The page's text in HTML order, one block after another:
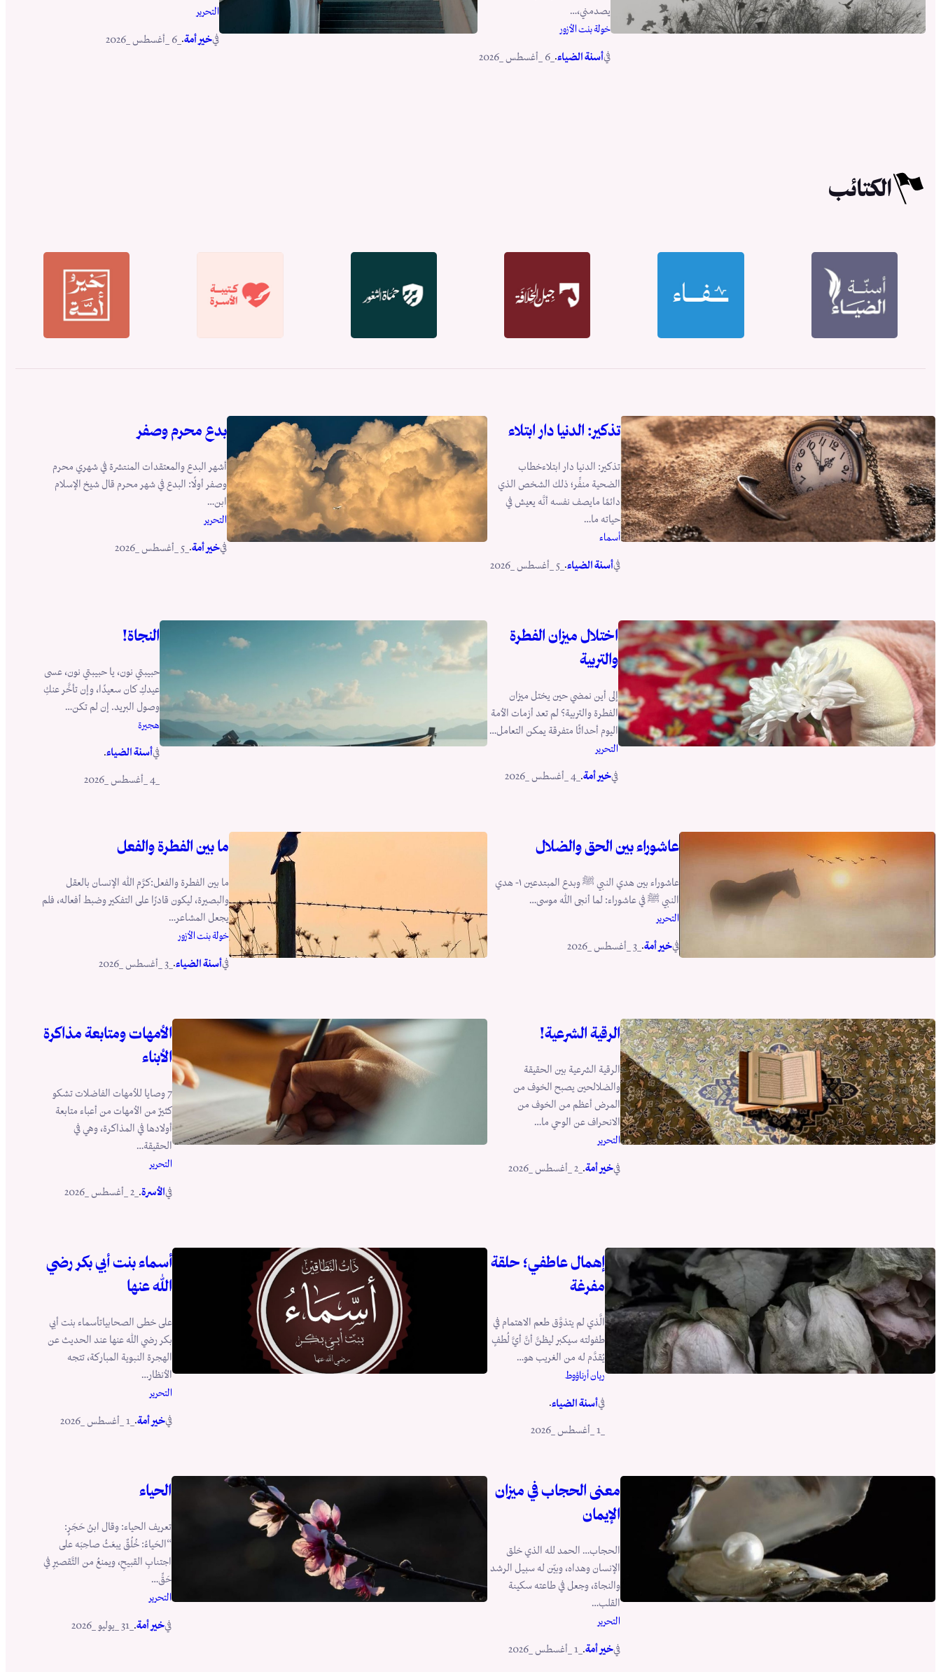
يصدمني،…
خولة بنت الأزور
فيأسنة الضياء. _6 _أغسطس _2026
التحرير
فيخير أمة. _6 _أغسطس _2026
الكتائب
تذكير: الدنيا دار ابتلاء
تذكير: الدنيا دار ابتلاءخطاب
الضحية منفِّر؛ ذلك الشخص الذي
دائمًا مايصف نفسه أنَّه يعيش في
حياته ما…
أسماء
فيأسنة الضياء. _5 _أغسطس _2026
بدع محرم وصفر
أشهر البدع والمعتقدات المنتشرة في شهري محرم
وصفر أولًا: البدع في شهر محرم قال شيخ الإسلام
ابن…
التحرير
فيخير أمة. _5 _أغسطس _2026
اختلال ميزان الفطرة
والتربية
إلى أين نمضي حين يختل ميزان
الفطرة والتربية؟ لم تعد أزمات الأمة
اليوم أحداثًا متفرقة يمكن التعامل…
التحرير
فيخير أمة. _4 _أغسطس _2026
النجاة!
حبيبتي نون، يا حبيبتي نون، عسى
عيدكِ كان سعيدًا، وإن تأخَّر عنكِ
وصول البريد. إن لم تكن…
هجيرة
فيأسنة الضياء.
عاشوراء بين الحق والضلال
عاشوراء بين هدي النبي ﷺ وبدع المبتدعين ١- هدي
النبي ﷺ في عاشوراء: لما أنجى الله موسى…
التحرير
فيخير أمة.
ما بين الفطرة والفعل
ما بين الفطرة والفعل:كرَّم الله الإنسان بالعقل
والبصيرة، ليكون قادرًا على التفكير وضبط أفعاله، فلم
يجعل المشاعر…
خولة بنت الأزور
فيأسنة الضياء. _3 _أغسطس _2026
الرقية الشرعية!
الرقية الشرعية بين الحقيقة
والضلالحين يصبح الخوف من
المرض أعظم من الخوف من
الانحراف عن الوحي ما…
التحرير
فيخير أمة. _2 _أغسطس _2026
الأمهات ومتابعة مذاكرة
الأبناء
7 وصايا للأمهات الفاضلات تشكو
كثيرٌ من الأمهات من أعباء متابعة
أولادها في المذاكرة، وهي في
الحقيقة…
التحرير
فيالأسرة. _2 _أغسطس _2026
إهمال عاطفي؛ حلقة
مفرغة
الَّذي لم يتذوَّق طعم الاهتمام في
طفولته سيكبر ليظنَّ أنَّ أيَّ لُطفٍ
يُقدَّم له من الغريب هو…
ريان أرناؤوط
فيأسنة الضياء.
_1 _أغسطس _2026
أسماء بنت أبي بكر رضي
الله عنها
على خطى الصحابياتأسماء بنت أبي
بكر رضي الله عنها عند الحديث عن
الهجرة النبوية المباركة، تتجه
الأنظار…
التحرير
فيخير أمة. _1 _أغسطس _2026
معنى الحجاب في ميزان
الإيمان
الحجاب… الحمد لله الذي خلق
الإنسان وهداه، وبيّن له سبيل الرشد
والنجاة، وجعل في طاعته سكينة
القلب…
التحرير
فيخير أمة. _1 _أغسطس _2026
الحياء
تعريف الحياء: وقال ابنُ حَجَرٍ:
“الحَياءُ: خُلُقٌ يبعَثُ صاحِبَه على
اجتنابِ القبيحِ، ويمنعُ من التَّقصيرِ في
حَقِّ…
التحرير
فيخير أمة. _31 _يوليو _2026